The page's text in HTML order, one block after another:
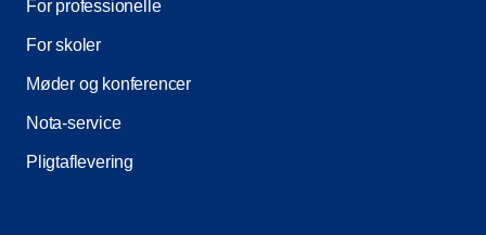
For professionelle
For skoler
Møder og konferencer
Nota-service
Pligtaflevering